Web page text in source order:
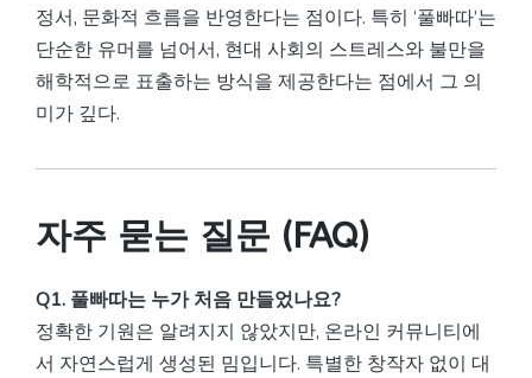
정서, 문화적 흐름을 반영한다는 점이다. 특히 ‘풀빠따’는
단순한 유머를 넘어서, 현대 사회의 스트레스와 불만을
해학적으로 표출하는 방식을 제공한다는 점에서 그 의
미가 깊다.
자주 묻는 질문 (FAQ)
Q1. 풀빠따는 누가 처음 만들었나요?
정확한 기원은 알려지지 않았지만, 온라인 커뮤니티에
서 자연스럽게 생성된 밈입니다. 특별한 창작자 없이 대